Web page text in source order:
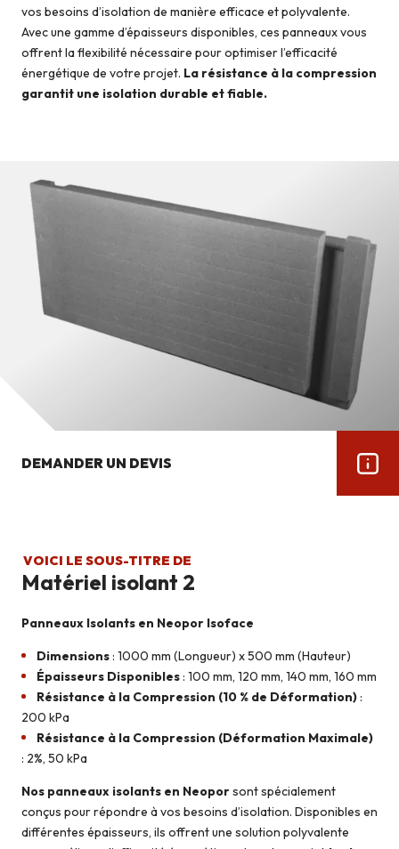
vos besoins d’isolation de manière efficace et polyvalente.
Avec une gamme d’épaisseurs disponibles, ces panneaux vous
offrent la flexibilité nécessaire pour optimiser l’efficacité
énergétique de votre projet. La résistance à la compression
garantit une isolation durable et fiable.
VOICI LE SOUS-TITRE DE
Matériel isolant 2
Panneaux Isolants en Neopor Isoface
Dimensions: 1000 mm (Longueur) x 500 mm (Hauteur)
Épaisseurs Disponibles: 100 mm, 120 mm, 140 mm, 160 mm
Résistance à la Compression (10 % de Déformation):
200 kPa
Résistance à la Compression (Déformation Maximale)
: 2%, 50 kPa
Nos panneaux isolants en Neoporsont spécialement
conçus pour répondre à vos besoins d’isolation. Disponibles en
différentes épaisseurs, ils offrent une solution polyvalente
DEMANDER UN DEVIS